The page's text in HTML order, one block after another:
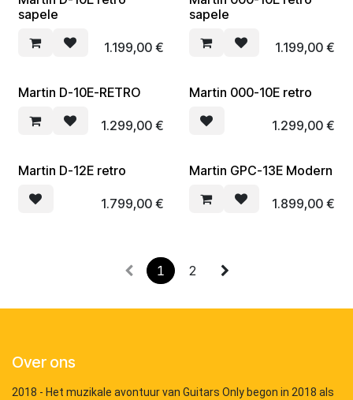
sapele
1.199,00€
sapele
1.199,00€
Martin D-10E-RETRO
1.299,00€ In bestelling
Martin 000-10E retro
1.299,00€
In bestelling
Martin D-12E retro
1.799,00€
Martin GPC-13E Modern
1.899,00€
1 2
Over ons
2018 - Het muzikale avontuur van Guitars Only begon in 2018 als